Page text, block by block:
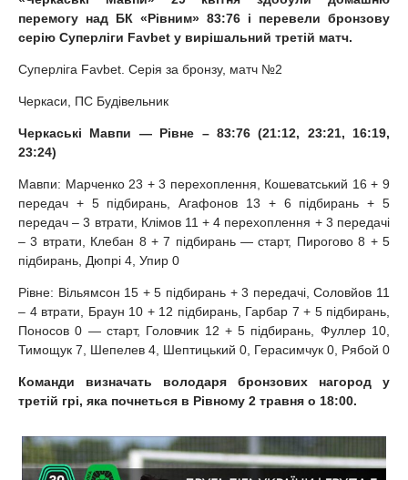
перемогу над БК «Рівним» 83:76 і перевели бронзову
серію Суперліги Favbet у вирішальний третій матч.
Суперліга Favbet. Серія за бронзу, матч №2
Черкаси, ПС Будівельник
Черкаські Мавпи — Рівне – 83:76 (21:12, 23:21, 16:19,
23:24)
Мавпи: Марченко 23 + 3 перехоплення, Кошеватський 16 + 9
передач + 5 підбирань, Агафонов 13 + 6 підбирань + 5
передач – 3 втрати, Клімов 11 + 4 перехоплення + 3 передачі
– 3 втрати, Клебан 8 + 7 підбирань — старт, Пирогово 8 + 5
підбирань, Дюпрі 4, Упир 0
Рівне: Вільямсон 15 + 5 підбирань + 3 передачі, Соловйов 11
– 4 втрати, Браун 10 + 12 підбирань, Гарбар 7 + 5 підбирань,
Поносов 0 — старт, Головчик 12 + 5 підбирань, Фуллер 10,
Тимощук 7, Шепелев 4, Шептицький 0, Герасимчук 0, Рябой 0
Команди визначать володаря бронзових нагород у
третій грі, яка почнеться в Рівному 2 травня о 18:00.